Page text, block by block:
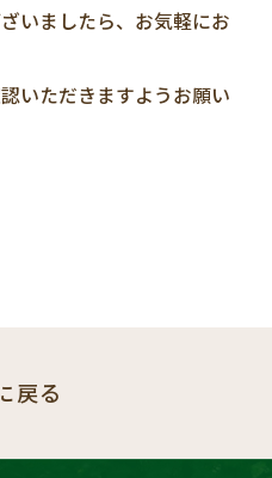
いましたら、お気軽にお
いただきますようお願い
戻る